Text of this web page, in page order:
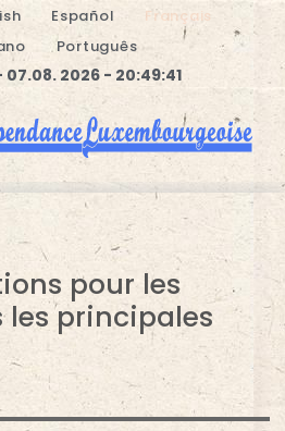
Español
Français
Português
2026 - 20:49:45
aux Oscars: cinq